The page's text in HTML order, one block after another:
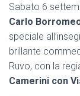
Sabato 6
Carlo
speciale
brillante
Ruvo, con la
Camerini con